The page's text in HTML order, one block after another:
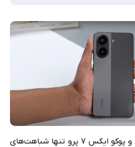
در مقایسه گلکسی A36 و پوکو ایکس ۷ پرو تنها شباهت‌های